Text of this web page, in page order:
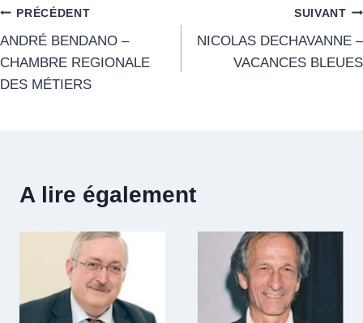
PRÉCÉDENT
ANDRÉ BENDANO –
CHAMBRE REGIONALE
DES MÉTIERS
SUIVANT
NICOLAS DECHAVANNE –
VACANCES BLEUES
A lire également